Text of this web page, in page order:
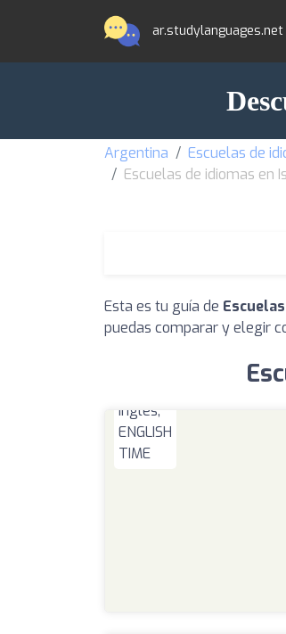
ar.studylanguages.net
Argentina Escuelas de
Escuelas de idiomas en
Esta es tu guía de
puedas comparar y elegir